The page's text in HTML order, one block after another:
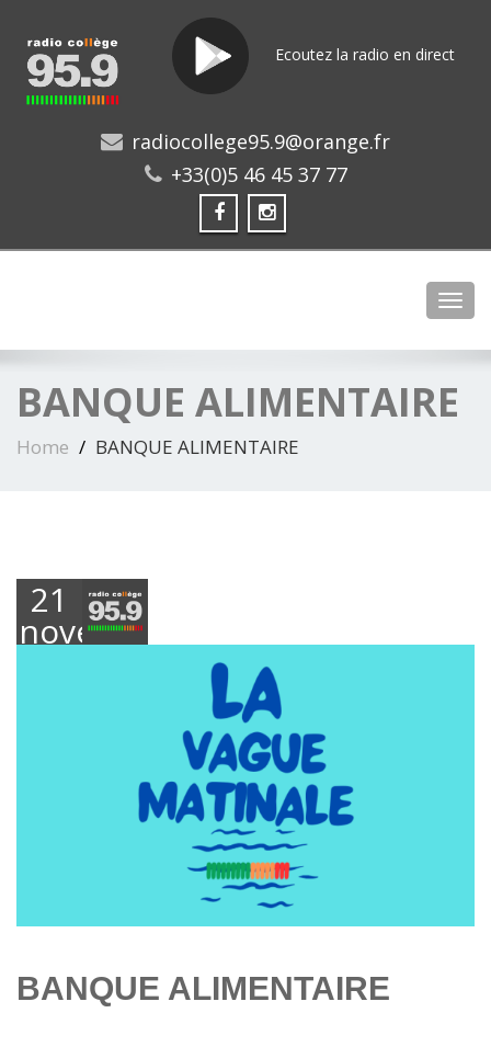
Ecoutez la radio en direct
radiocollege95.9@orange.fr
+33(0)5 46 45 37 77
BANQUE ALIMENTAIRE
Home BANQUE ALIMENTAIRE
21
novembre
BANQUE ALIMENTAIRE